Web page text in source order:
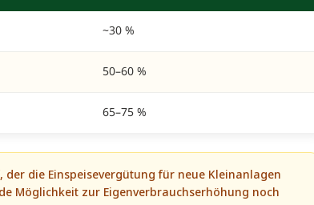
~30 %
50–60 %
65–75 %
der die Einspeisevergütung für neue Kleinanlagen
Möglichkeit zur Eigenverbrauchserhöhung noch